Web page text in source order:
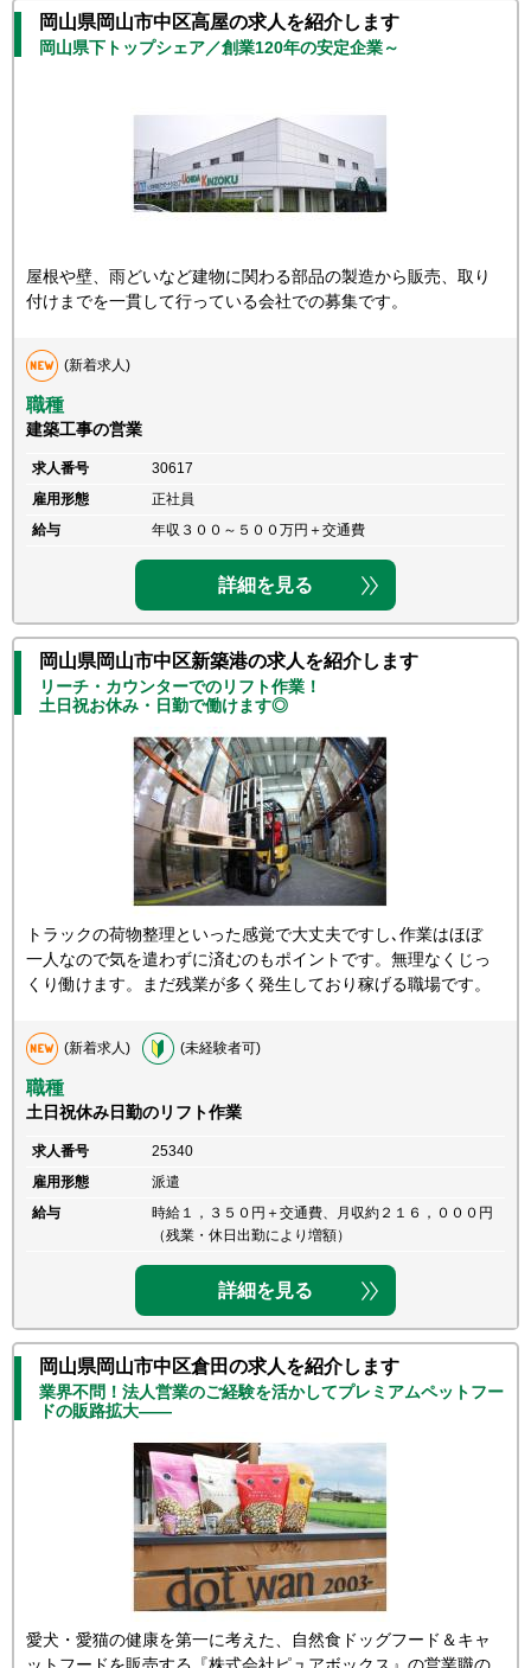
岡山県岡山市中区高屋の求人を紹介します
岡山県下トップシェア／創業120年の安定企業～
屋根や壁、雨どいなど建物に関わる部品の製造から販売、取り
付けまでを一貫して行っている会社での募集です。
(新着求人)
職種
建築工事の営業
求人番号
30617
雇用形態
正社員
給与
年収３００～５００万円＋交通費
詳細を見る
岡山県岡山市中区新築港の求人を紹介します
リーチ・カウンターでのリフト作業！
土日祝お休み・日勤で働けます◎
トラックの荷物整理といった感覚で大丈夫ですし､作業はほぼ
一人なので気を遣わずに済むのもポイントです。無理なくじっ
くり働けます。まだ残業が多く発生しており稼げる職場です。
(新着求人) (未経験者可)
職種
土日祝休み日勤のリフト作業
求人番号
25340
雇用形態
派遣
給与
時給１，３５０円＋交通費、月収約２１６，０００円
（残業・休日出勤により増額）
詳細を見る
岡山県岡山市中区倉田の求人を紹介します
業界不問！法人営業のご経験を活かしてプレミアムペットフー
ドの販路拡大――
愛犬・愛猫の健康を第一に考えた、自然食ドッグフード＆キャ